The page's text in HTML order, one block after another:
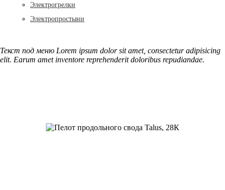
Электрогрелки
Электропростыни
Текст под меню Lorem ipsum dolor sit amet, consectetur adipisicing
elit. Earum amet inventore reprehenderit doloribus repudiandae.